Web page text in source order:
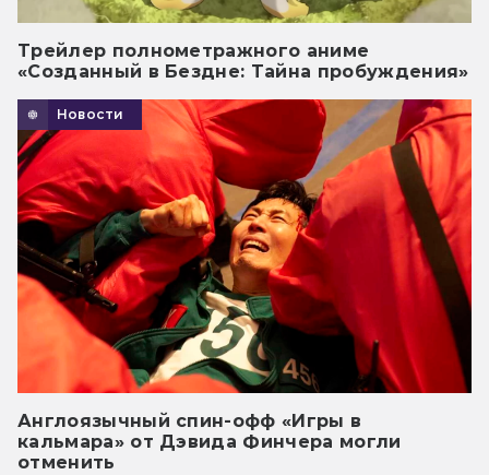
Трейлер полнометражного аниме
«Созданный в Бездне: Тайна пробуждения»
Новости
Англоязычный спин-офф «Игры в
кальмара» от Дэвида Финчера могли
отменить